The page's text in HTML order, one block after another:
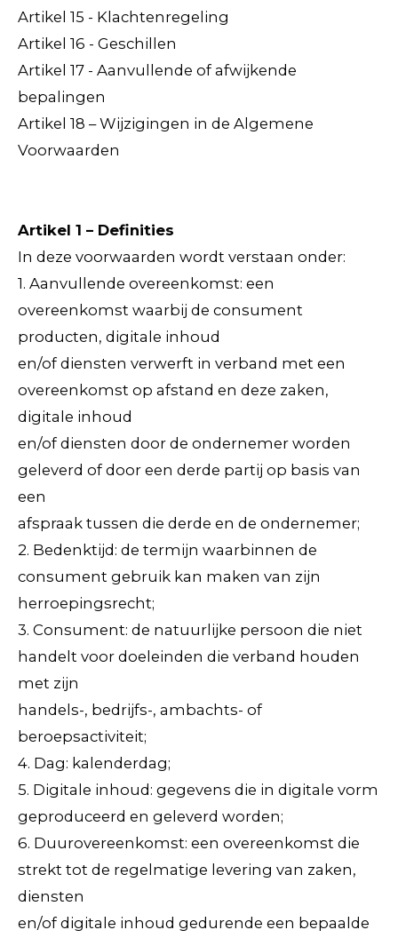
Artikel 15 - Klachtenregeling
Artikel 16 - Geschillen
Artikel 17 - Aanvullende of afwijkende
bepalingen
Artikel 18 – Wijzigingen in de Algemene
Voorwaarden
Artikel 1 – Definities
In deze voorwaarden wordt verstaan onder:
1. Aanvullende overeenkomst: een
overeenkomst waarbij de consument
producten, digitale inhoud
en/of diensten verwerft in verband met een
overeenkomst op afstand en deze zaken,
digitale inhoud
en/of diensten door de ondernemer worden
geleverd of door een derde partij op basis van
een
afspraak tussen die derde en de ondernemer;
2. Bedenktijd: de termijn waarbinnen de
consument gebruik kan maken van zijn
herroepingsrecht;
3. Consument: de natuurlijke persoon die niet
handelt voor doeleinden die verband houden
met zijn
handels-, bedrijfs-, ambachts- of
beroepsactiviteit;
4. Dag: kalenderdag;
5. Digitale inhoud: gegevens die in digitale vorm
geproduceerd en geleverd worden;
6. Duurovereenkomst: een overeenkomst die
strekt tot de regelmatige levering van zaken,
diensten
en/of digitale inhoud gedurende een bepaalde